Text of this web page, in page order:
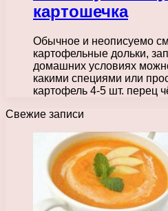
картошечка
Обычное и неописуемо
картофельные дольки,
домашних условиях
какими специями или
картофель 4-5 шт. перец
Свежие записи